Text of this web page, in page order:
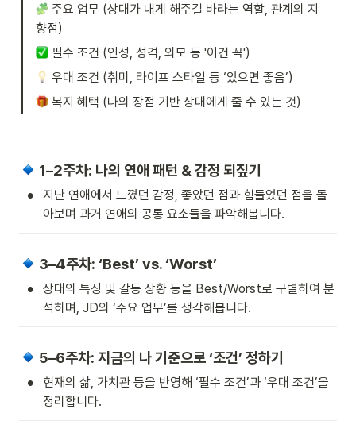
주요 업무 (상대가 내게 해주길 바라는 역할, 관계의 지
향점)
필수 조건 (인성, 성격, 외모 등 '이건 꼭')
우대 조건 (취미, 라이프 스타일 등 ‘있으면 좋음’)
복지 혜택 (나의 장점 기반 상대에게 줄 수 있는 것)
1–2주차: 나의 연애 패턴 & 감정 되짚기
•
지난 연애에서 느꼈던 감정, 좋았던 점과 힘들었던 점을 돌
아보며 과거 연애의 공통 요소들을 파악해봅니다.
3–4주차: ‘Best’ vs. ‘Worst’
•
상대의 특징 및 갈등 상황 등을 Best/Worst로 구별하여 분
석하며, JD의 ‘주요 업무’를 생각해봅니다.
5–6주차: 지금의 나 기준으로 ‘조건’ 정하기
•
현재의 삶, 가치관 등을 반영해 ‘필수 조건’과 ‘우대 조건’을
정리합니다.